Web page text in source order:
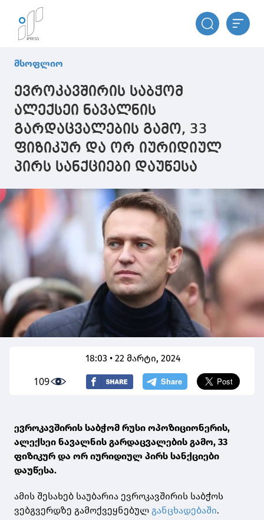
მსოფლიო
ევროკავშირის საბჭომ
ალექსეი ნავალნის
გარდაცვალების გამო, 33
ფიზიკურ და ორ იურიდიულ
პირს სანქციები დაუწესა
18:03 • 22 მარტი, 2024
109
ევროკავშირის საბჭომ რუსი ოპოზიციონერის,
ალექსეი ნავალნის გარდაცვალების გამო, 33
ფიზიკურ და ორ იურიდიულ პირს სანქციები
დაუწესა.
ამის შესახებ საუბარია ევროკავშირის საბჭოს
ვებგვერდზე გამოქვეყნებულ განცხადებაში.